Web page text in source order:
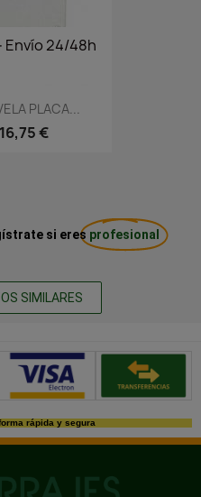
24/48h
PLACA...
16,75 €
si eres profesional
SIMILARES
seguros
rápida y segura